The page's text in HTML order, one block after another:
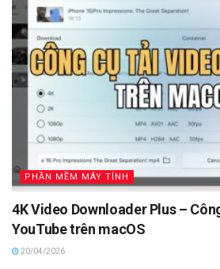
PHẦN MỀM MÁY TÍNH
4K Video Downloader Plus –
YouTube trên macOS
20/04/2026